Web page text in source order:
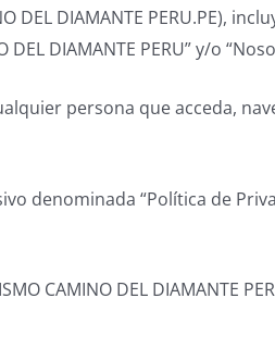
DEL DIAMANTE PERU.PE),
DIAMANTE PERU” y/o
persona que acceda,
denominada “Política de
CAMINO DEL DIAMANTE